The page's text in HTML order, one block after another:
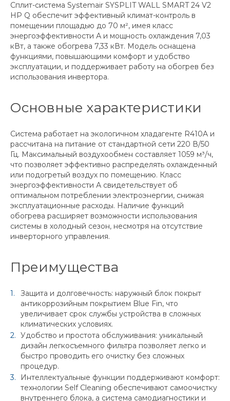
Сплит-система Systemair SYSPLIT WALL SMART 24 V2
HP Q обеспечит эффективный климат-контроль в
помещении площадью до 70 м², имея класс
энергоэффективности А и мощность охлаждения 7,03
кВт, а также обогрева 7,33 кВт. Модель оснащена
функциями, повышающими комфорт и удобство
эксплуатации, и поддерживает работу на обогрев без
использования инвертора.
Основные характеристики
Система работает на экологичном хладагенте R410A и
рассчитана на питание от стандартной сети 220 В/50
Гц. Максимальный воздухообмен составляет 1059 м³/ч,
что позволяет эффективно распределять охлажденный
или подогретый воздух по помещению. Класс
энергоэффективности А свидетельствует об
оптимальном потреблении электроэнергии, снижая
эксплуатационные расходы. Наличие функций
обогрева расширяет возможности использования
системы в холодный сезон, несмотря на отсутствие
инверторного управления.
Преимущества
Защита и долговечность: наружный блок покрыт
антикоррозийным покрытием Blue Fin, что
увеличивает срок службы устройства в сложных
климатических условиях.
Удобство и простота обслуживания: уникальный
дизайн легкосъемного фильтра позволяет легко и
быстро проводить его очистку без сложных
процедур.
Интеллектуальные функции поддерживают комфорт:
технологии Self Cleaning обеспечивают самоочистку
внутреннего блока, а система самодиагностики и